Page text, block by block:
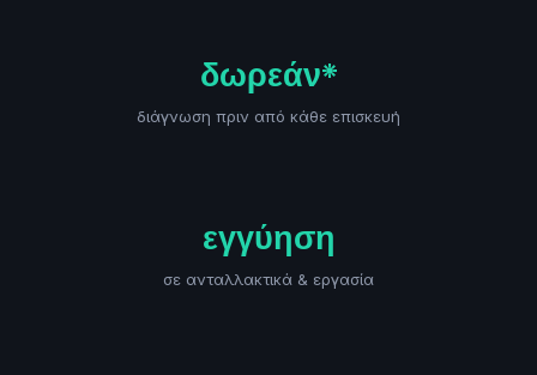
δωρεάν*
διάγνωση πριν από κάθε επισκευή
εγγύηση
σε ανταλλακτικά & εργασία